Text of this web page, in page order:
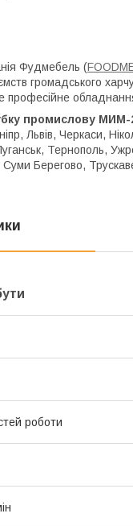
Фудмебель (
громадського
професійне
промислову МИМ-
Львів, Черкаси,
Тернополь,
Берегово,
роботи